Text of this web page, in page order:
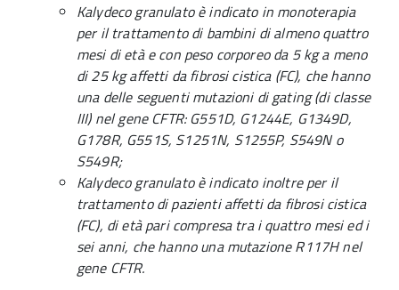
Kalydeco granulato è indicato in monoterapia
per il trattamento di bambini di almeno quattro
mesi di età e con peso corporeo da 5 kg a meno
di 25 kg affetti da fibrosi cistica (FC), che hanno
una delle seguenti mutazioni di gating (di classe
III) nel gene CFTR: G551D, G1244E, G1349D,
G178R, G551S, S1251N, S1255P, S549N o
S549R;
Kalydeco granulato è indicato inoltre per il
trattamento di pazienti affetti da fibrosi cistica
(FC), di età pari compresa tra i quattro mesi ed i
sei anni, che hanno una mutazione R117H nel
gene CFTR.